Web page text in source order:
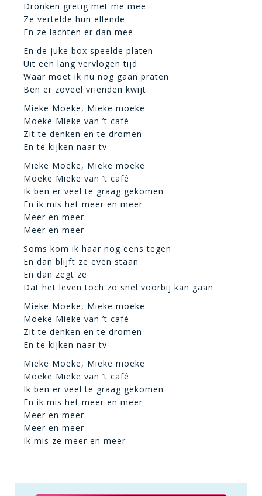
Dronken gretig met me mee
Ze vertelde hun ellende
En ze lachten er dan mee
En de juke box speelde platen
Uit een lang vervlogen tijd
Waar moet ik nu nog gaan praten
Ben er zoveel vrienden kwijt
Mieke Moeke, Mieke moeke
Moeke Mieke van ’t café
Zit te denken en te dromen
En te kijken naar tv
Mieke Moeke, Mieke moeke
Moeke Mieke van ’t café
Ik ben er veel te graag gekomen
En ik mis het meer en meer
Meer en meer
Meer en meer
Soms kom ik haar nog eens tegen
En dan blijft ze even staan
En dan zegt ze
Dat het leven toch zo snel voorbij kan gaan
Mieke Moeke, Mieke moeke
Moeke Mieke van ’t café
Zit te denken en te dromen
En te kijken naar tv
Mieke Moeke, Mieke moeke
Moeke Mieke van ’t café
Ik ben er veel te graag gekomen
En ik mis het meer en meer
Meer en meer
Meer en meer
Ik mis ze meer en meer